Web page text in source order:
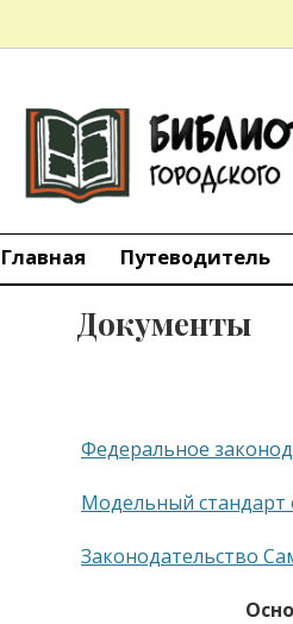
Главная Путеводитель
Документы
Федеральное
Модельный стандарт
Законодательство